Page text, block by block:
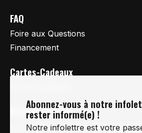
FAQ
Foire aux Questions
Financement
Cartes-Cadeaux
Vertige Vélo Ski
La référence en vélo de route,
Abonnez-vous à notre
rester informé(e) !
Notre infolettre est votre